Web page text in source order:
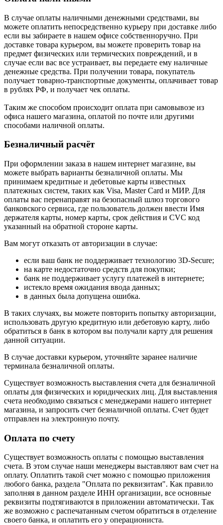
В случае оплаты наличными денежными средствами, вы
можете оплатить непосредственно курьеру при доставке либо
если вы забираете в нашем офисе собственноручно. При
доставке товара курьером, вы можете проверить товар на
предмет физических или термических повреждений, и в
случае если вас все устраивает, вы передаете ему наличные
денежные средства. При получении товара, покупатель
получает товарно-транспортные документы, оплачивает товар
в рублях РФ, и получает чек оплаты.
Таким же способом происходит оплата при самовывозе из
офиса нашего магазина, оплатой по почте или другими
способами наличной оплаты.
Безналичный расчёт
При оформлении заказа в нашем интернет магазине, вы
можете выбрать варианты безналичной оплаты. Мы
принимаем кредитные и дебетовые карты известных
платежных систем, таких как Visa, Master Card и МИР. Для
оплаты вас перенаправят на безопасный шлюз торгового
банковского сервиса, где пользователь должен ввести Имя
держателя карты, номер карты, срок действия и CVC код
указанный на обратной стороне карты.
Вам могут отказать от авторизации в случае:
если ваш банк не поддерживает технологию 3D-Secure;
на карте недостаточно средств для покупки;
банк не поддерживает услугу платежей в интернете;
истекло время ожидания ввода данных;
в данных была допущена ошибка.
В таких случаях, вы можете повторить попытку авторизации,
использовать другую кредитную или дебетовую карту, либо
обратиться в банк в котором вы получали карту для решения
данной ситуации.
В случае доставки курьером, уточняйте заранее наличие
терминала безналичной оплаты.
Существует возможность выставления счета для безналичной
оплаты для физических и юридических лиц. Для выставления
счета необходимо связаться с менеджерами нашего интернет
магазина, и запросить счет безналичной оплаты. Счет будет
отправлен на электронную почту.
Оплата по счету
Существует возможность оплаты с помощью выставления
счета. В этом случае наши менеджеры выставляют вам счет на
оплату. Оплатить такой счет можно с помощью приложения
любого банка, раздела "Оплата по реквизитам". Как правило
заполняя в данном разделе ИНН организации, все основные
реквизиты подтягиваются в приложении автоматически. Так
же возможно с распечатанным счетом обратиться в отделение
своего банка, и оплатить его у операциониста.